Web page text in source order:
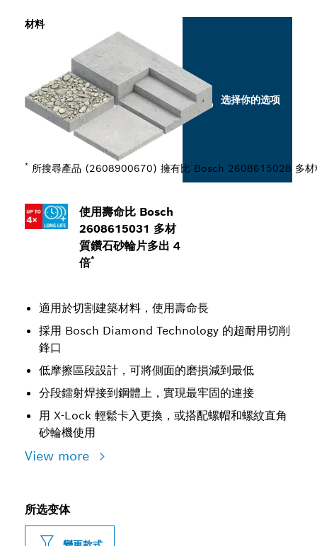
使用壽命比 Bosch
2608615031 多材
質鑽石砂輪片多出 4
倍*
適用於切割建築材料，使用壽命長
採用 Bosch Diamond Technology 的超耐用切削
鋒口
低摩擦區段設計，可將側面的磨損減到最低
分段鐳射焊接到鋼體上，實現最牢固的連接
用 X-Lock 輕鬆卡入更換，或搭配螺帽和螺紋直角
砂輪機使用
View more
材料
* 所搜尋產品 (2608900670) 擁有比 Bosch 2608615028 多材
选择你的选项
所选变体